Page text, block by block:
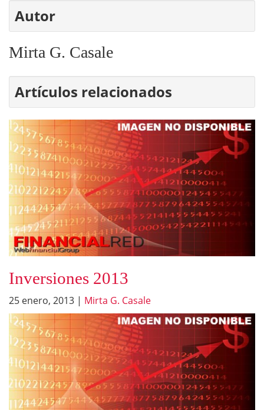
Autor
Mirta G. Casale
Artículos relacionados
Inversiones 2013
25 enero, 2013 | Mirta G. Casale